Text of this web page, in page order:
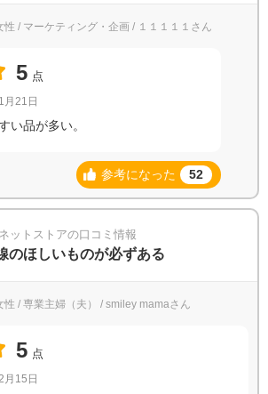
性 / マーケティング・企画 / １１１１１さん
5 点
月21日
い品が多い。
参考になった 52
ットストアの口コミ情報
のほしいものが必ずある
性 / 専業主婦（夫） / smiley mamaさん
5 点
月15日